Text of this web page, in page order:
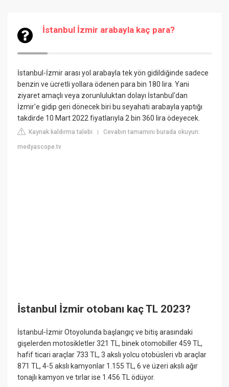
İstanbul İzmir arabayla kaç para?
İstanbul-İzmir arası yol arabayla tek yön gidildiğinde sadece
benzin ve ücretli yollara ödenen para bin 180 lira. Yani
ziyaret amaçlı veya zorunluluktan dolayı İstanbul'dan
İzmir'e gidip geri dönecek biri bu seyahati arabayla yaptığı
takdirde 10 Mart 2022 fiyatlarıyla 2 bin 360 lira ödeyecek.
Kaynak kaldırma talebi |Cevabın tamamını burada okuyun:
medyascope.tv
İstanbul İzmir otobanı kaç TL 2023?
İstanbul-İzmir Otoyolunda başlangıç ve bitiş arasındaki
gişelerden motosikletler 321 TL, binek otomobiller 459 TL,
hafif ticari araçlar 733 TL, 3 akslı yolcu otobüsleri vb araçlar
871 TL, 4-5 akslı kamyonlar 1.155 TL, 6 ve üzeri akslı ağır
tonajlı kamyon ve tırlar ise 1.456 TL ödüyor.